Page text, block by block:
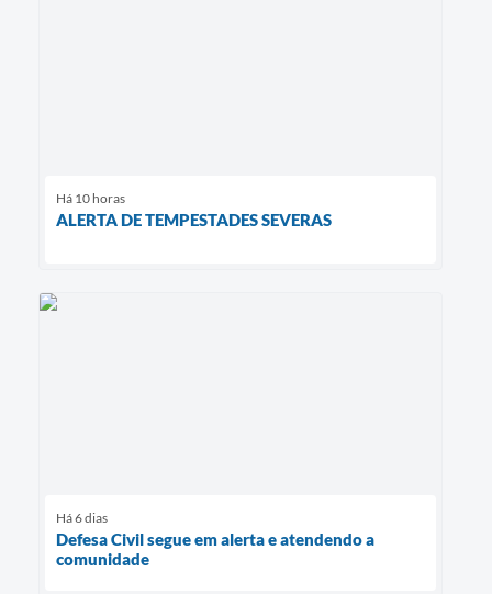
Há 10 horas
ALERTA DE TEMPESTADES SEVERAS
Há 6 dias
Defesa Civil segue em alerta e atendendo a
comunidade